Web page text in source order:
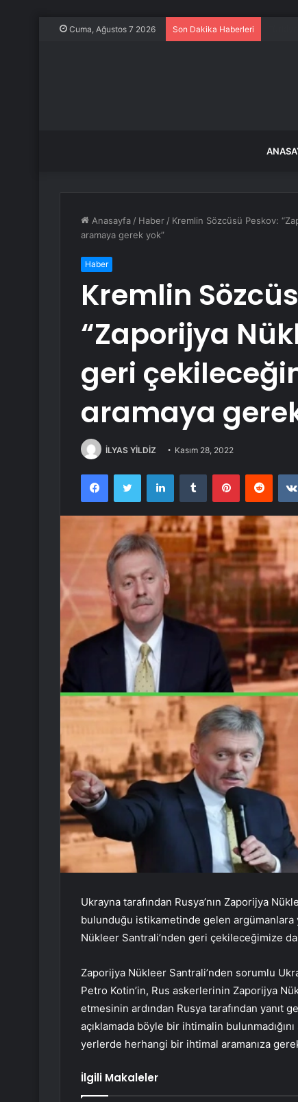
Cuma, Ağustos 7 2026 Son Dakika Haberleri
Anasayfa / Haber / Kremlin Sözcüsü Peskov:
aramaya gerek yok”
Haber
Kremlin
“Zaporijya
geri
aramaya
İLYAS YİLDİZ Kasım 28, 2022
FacebookTwitter LinkedInTumblr Pinterest
Ukrayna tarafından Rusya’nın Zaporijya
bulunduğu istikametinde gelen argümanlara
Nükleer Santrali’nden geri çekileceğimize
Zaporijya Nükleer Santrali’nden sorumlu
Petro Kotin’in, Rus askerlerinin Zaporijya
etmesinin ardından Rusya tarafından yanıt
açıklamada böyle bir ihtimalin
yerlerde herhangi bir ihtimal aramanıza gerek
İlgili Makaleler